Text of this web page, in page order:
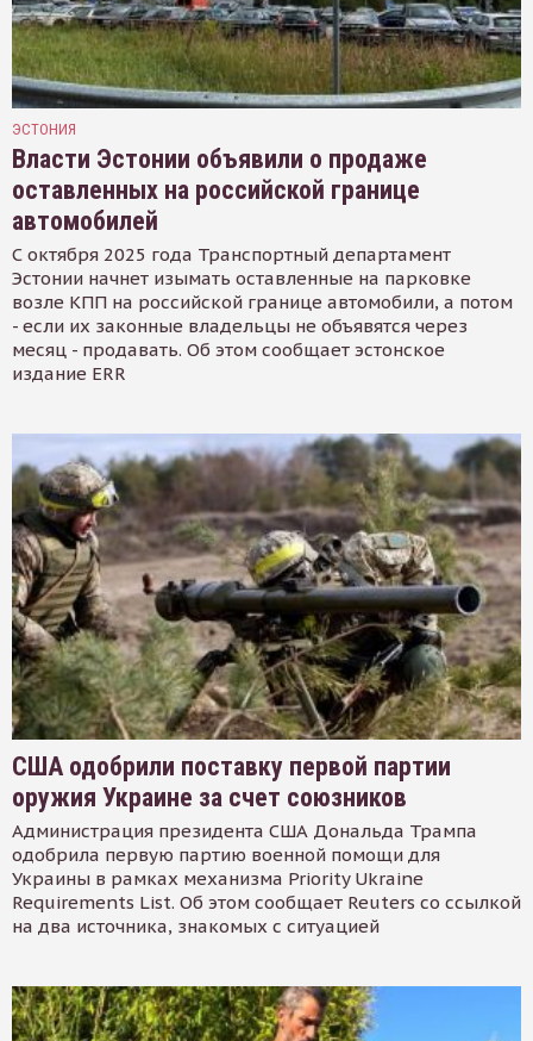
ЭСТОНИЯ
Власти Эстонии объявили о продаже
оставленных на российской границе
автомобилей
С октября 2025 года Транспортный департамент
Эстонии начнет изымать оставленные на парковке
возле КПП на российской границе автомобили, а потом
- если их законные владельцы не объявятся через
месяц - продавать. Об этом сообщает эстонское
издание ERR
США одобрили поставку первой партии
оружия Украине за счет союзников
Администрация президента США Дональда Трампа
одобрила первую партию военной помощи для
Украины в рамках механизма Priority Ukraine
Requirements List. Об этом сообщает Reuters со ссылкой
на два источника, знакомых с ситуацией